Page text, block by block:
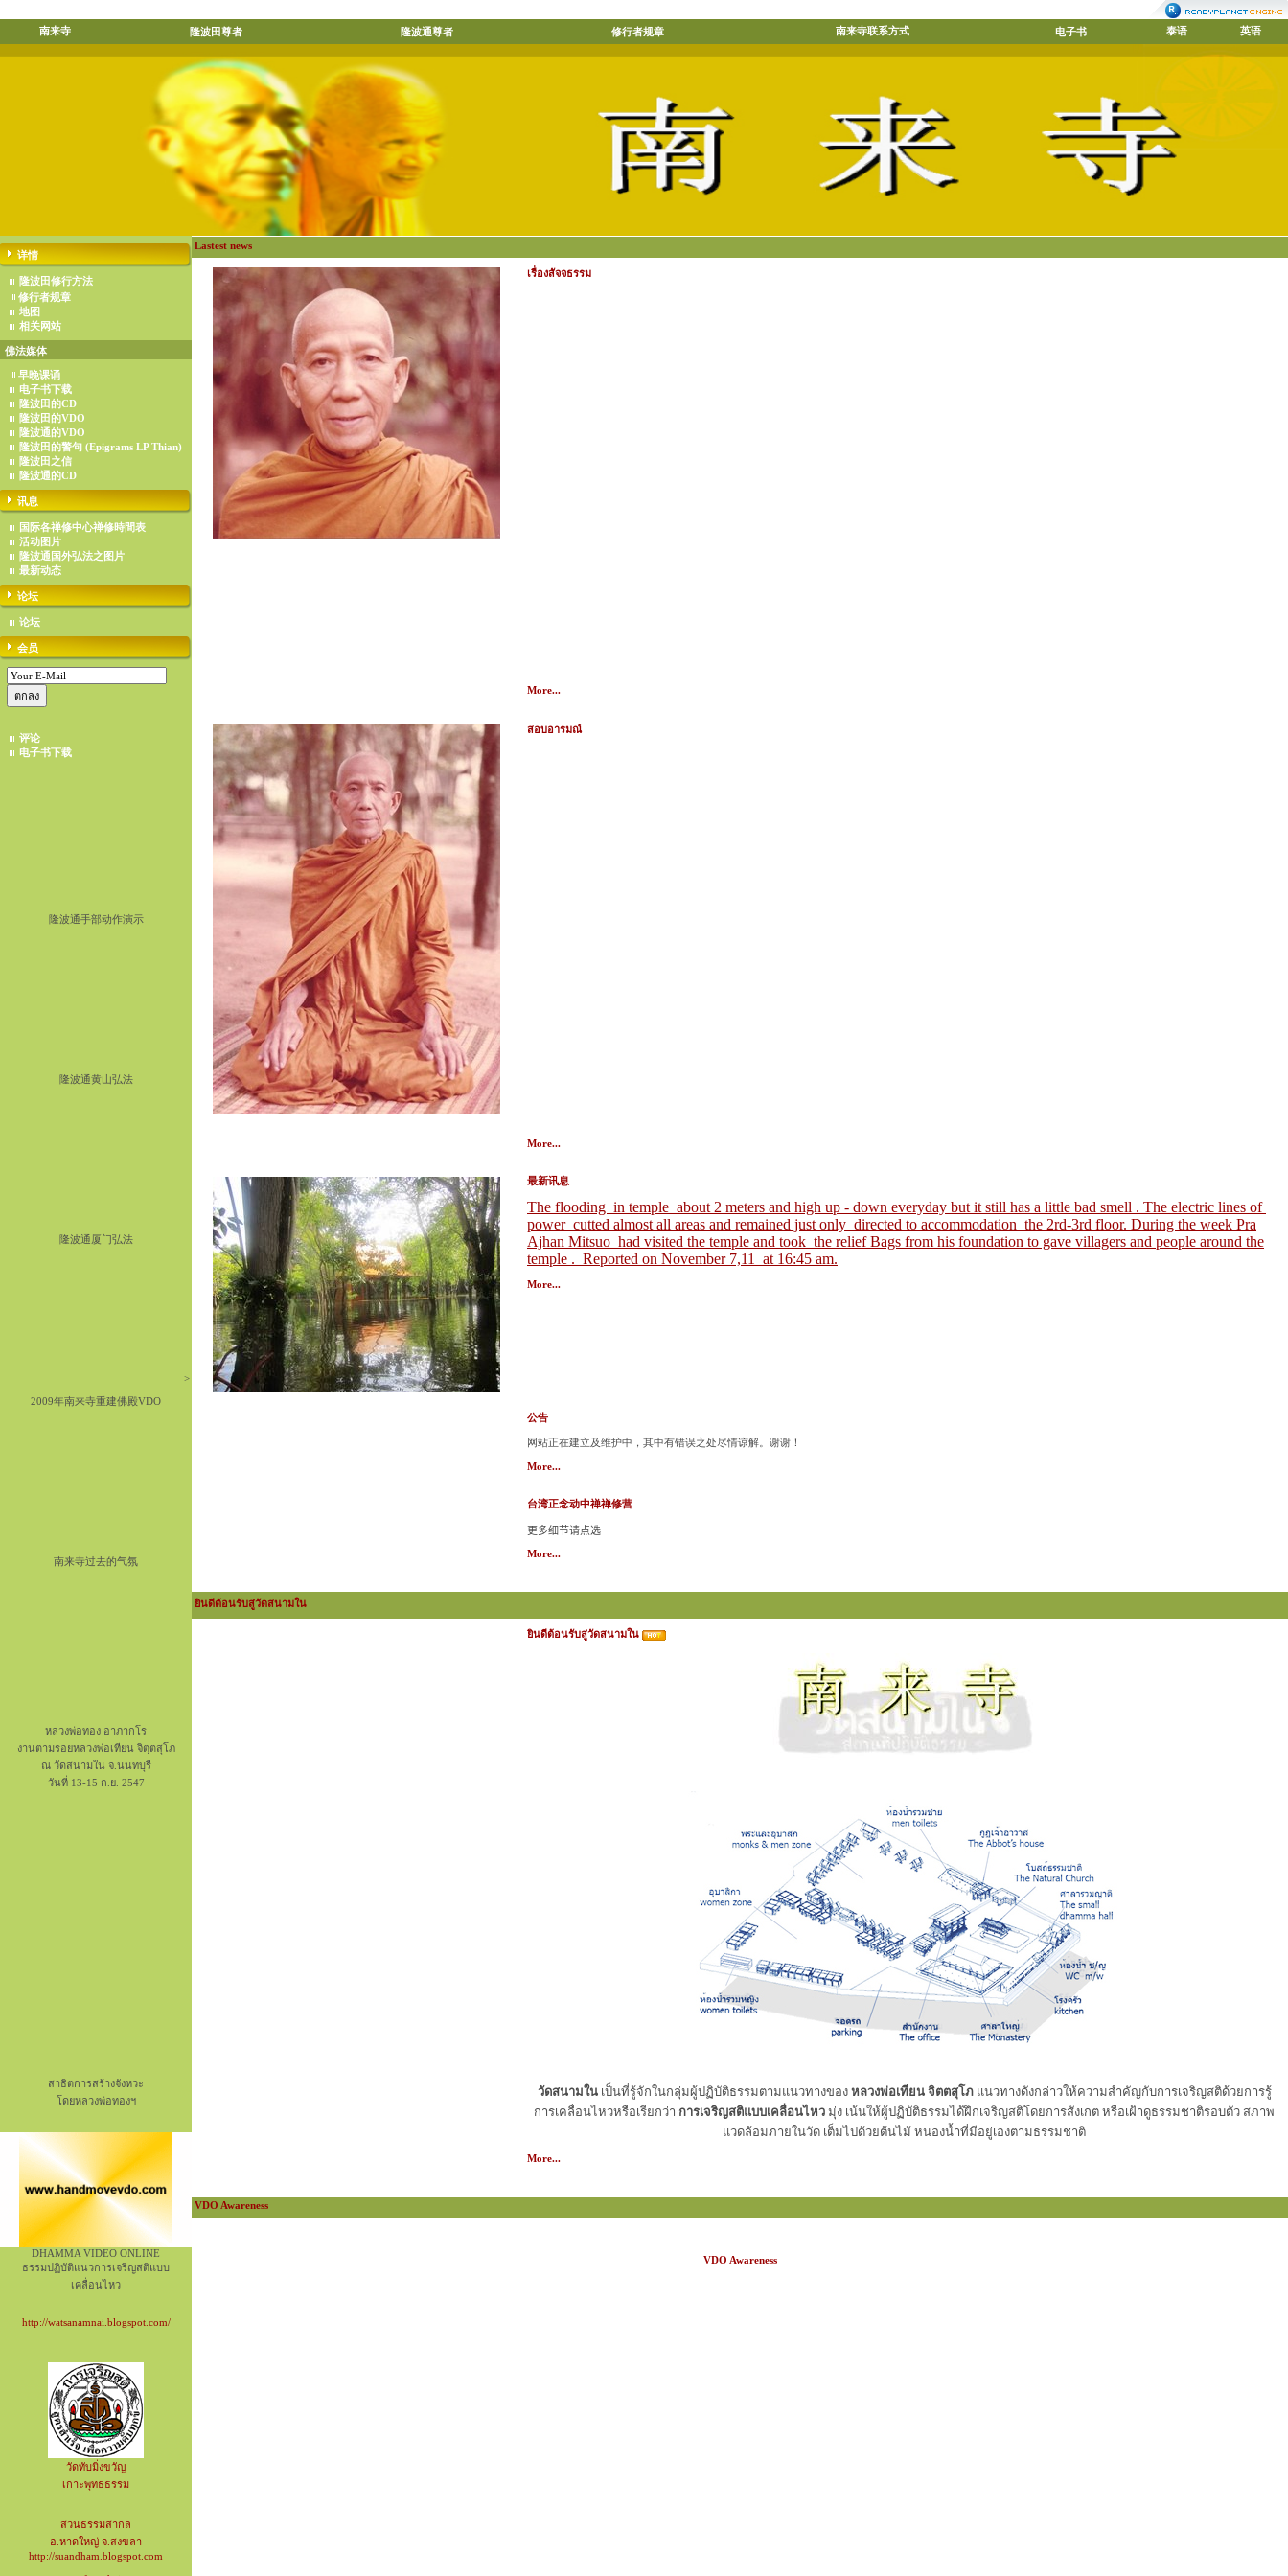
南来寺 隆波田尊者 隆波通尊者 修行者规章 南来寺联系方式 电子书 泰语 英语
详情
隆波田修行方法
修行者规章
地图
相关网站
佛法媒体
早晚课诵
电子书下载
隆波田的CD
隆波田的VDO
隆波通的VDO
隆波田的警句 (Epigrams LP Thian)
隆波田之信
隆波通的CD
讯息
国际各禅修中心禅修時間表
活动图片
隆波通国外弘法之图片
最新动态
论坛
论坛
会员
评论
电子书下载
隆波通手部动作演示
隆波通黄山弘法
隆波通厦门弘法
>
2009年南来寺重建佛殿VDO
南来寺过去的气氛
หลวงพ่อทอง อาภากโร
งานตามรอยหลวงพ่อเทียน จิตฺตสุโภ
ณ วัดสนามใน จ.นนทบุรี
วันที่ 13-15 ก.ย. 2547
สาธิตการสร้างจังหวะ
โดยหลวงพ่อทองฯ
DHAMMA VIDEO ONLINE
ธรรมปฏิบัติแนวการเจริญสติแบบ
เคลื่อนไหว
http://watsanamnai.blogspot.com/
วัดทับมิ่งขวัญ
เกาะพุทธธรรม
สวนธรรมสากล
อ.หาดใหญ่ จ.สงขลา
http://suandham.blogspot.com
Lastest news
เรื่องสัจจธรรม
More...
สอบอารมณ์
More...
最新讯息
The flooding in temple about 2 meters and high up - down everyday but it still has a little bad smell . The electric lines of
power cutted almost all areas and remained just only directed to accommodation the 2rd-3rd floor. During the week Pra
Ajhan Mitsuo had visited the temple and took the relief Bags from his foundation to gave villagers and people around the
temple . Reported on November 7,11 at 16:45 am.
More...
公告
网站正在建立及维护中，其中有错误之处尽情谅解。谢谢！
More...
台湾正念动中禅禅修营
更多细节请点选
More...
ยินดีต้อนรับสู่วัดสนามใน
ยินดีต้อนรับสู่วัดสนามใน
วัดสนามใน เป็นที่รู้จักในกลุ่มผู้ปฏิบัติธรรมตามแนวทางของ หลวงพ่อเทียน จิตตสุโภ แนวทางดังกล่าวให้ความสำคัญกับการเจริญสติด้วยการรู้
การเคลื่อนไหวหรือเรียกว่า การเจริญสติแบบเคลื่อนไหว มุ่ง เน้นให้ผู้ปฏิบัติธรรมได้ฝึกเจริญสติโดยการสังเกต หรือเฝ้าดูธรรมชาติรอบตัว สภาพ
แวดล้อมภายในวัด เต็มไปด้วยต้นไม้ หนองน้ำที่มีอยู่เองตามธรรมชาติ
More...
VDO Awareness
VDO Awareness